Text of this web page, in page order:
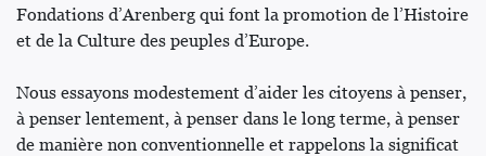
Fondations d’Arenberg qui font la promotion de l’Histoire
et de la Culture des peuples d’Europe.
Nous essayons modestement d’aider les citoyens à penser,
à penser lentement, à penser dans le long terme, à penser
de manière non conventionnelle et rappelons la significat